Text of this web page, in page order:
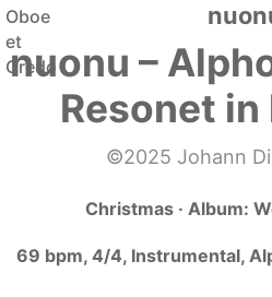
nuonu –
Resonet
©2025 Johann
Christmas · Album:
69 bpm, 4/4, Instrumental,